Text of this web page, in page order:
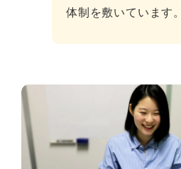
体制を敷いています。